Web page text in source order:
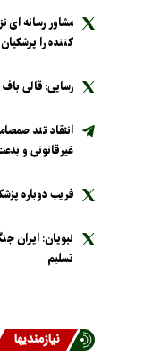
مشاور رسانه ای
کننده را
رسایی: قالی
انتقاد تند
غیرقانونی و
فریب دوباره
نبویان: ایران
تسلیم
نیازمندیها